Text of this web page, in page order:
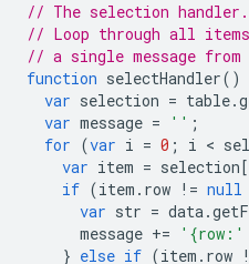
// The selection handler.
// Loop through all
// a single message
function selectHandler()
var selection = table.
var message = '' ;
for (var i = 0 ; i <
var item = selection[
if (item . row != null
var str = data.
message += '{row:'
} else if (item . row